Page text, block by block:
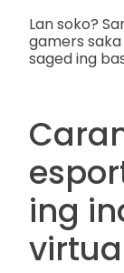
Lan soko?
gamers
saged ing
ing